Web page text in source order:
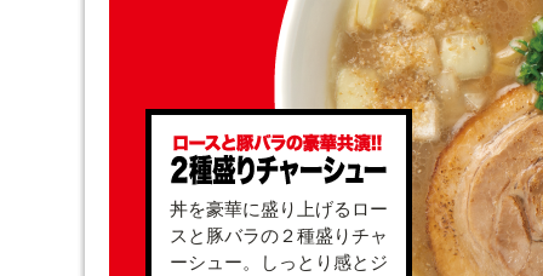
丼を豪華に盛り上げるロー
スと豚バラの２種盛りチャ
ーシュー。しっとり感とジ